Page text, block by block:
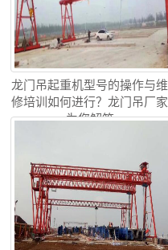
龙门吊起重机型号的操作与维
修培训如何进行？龙门吊厂家
为您解答